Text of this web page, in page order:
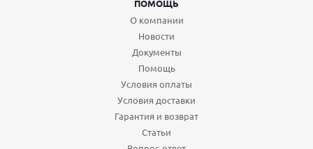
ПОМОЩЬ
О компании
Новости
Документы
Помощь
Условия оплаты
Условия доставки
Гарантия и возврат
Статьи